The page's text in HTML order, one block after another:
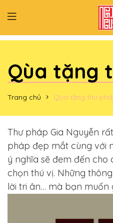
Qùa tặng
Trang chủ Qùa tặng thư
Thư pháp Gia Nguyễn
pháp đẹp mắt cùng với
ý nghĩa sẽ đem đến cho
chọn thú vị. Những
lời tri ân… mà bạn muốn